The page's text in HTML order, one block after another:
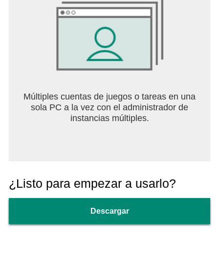
@hotmail.com, @live.com o @msn.com y están
disponibles en Outlook.com, Outlook integrado en
Windows y Outlook en Mac.
Múltiples cuentas de juegos o tareas en una
sola PC a la vez con el administrador de
instancias múltiples.
¿Listo para empezar a usarlo?
Descargar